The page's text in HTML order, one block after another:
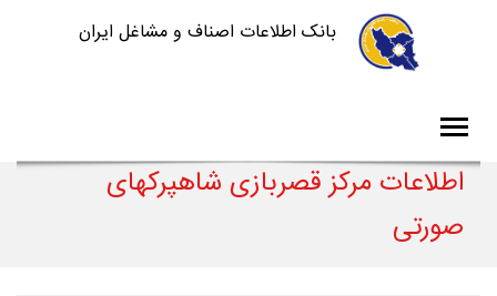
بانک اطلاعات اصناف و مشاغل ایران
اطلاعات مرکز قصربازی شاهپرکهای
صورتی